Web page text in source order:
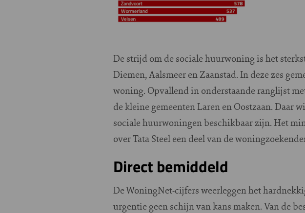
De strijd om de sociale huurwoning is het
Diemen, Aalsmeer en Zaanstad. In deze zes
woning. Opvallend in onderstaande ranglijst
de kleine gemeenten Laren en Oostzaan. Daar
sociale huurwoningen beschikbaar zijn. Het
over Tata Steel een deel van de
Direct bemiddeld
De WoningNet-cijfers weerleggen het
urgentie geen schijn van kans maken. Van de